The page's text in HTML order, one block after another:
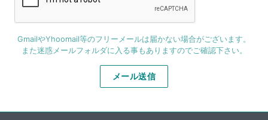
GmailやYhoomail等のフリーメールは届かない場合がございます。
また迷惑メールフォルダに入る事もありますのでご確認下さい。